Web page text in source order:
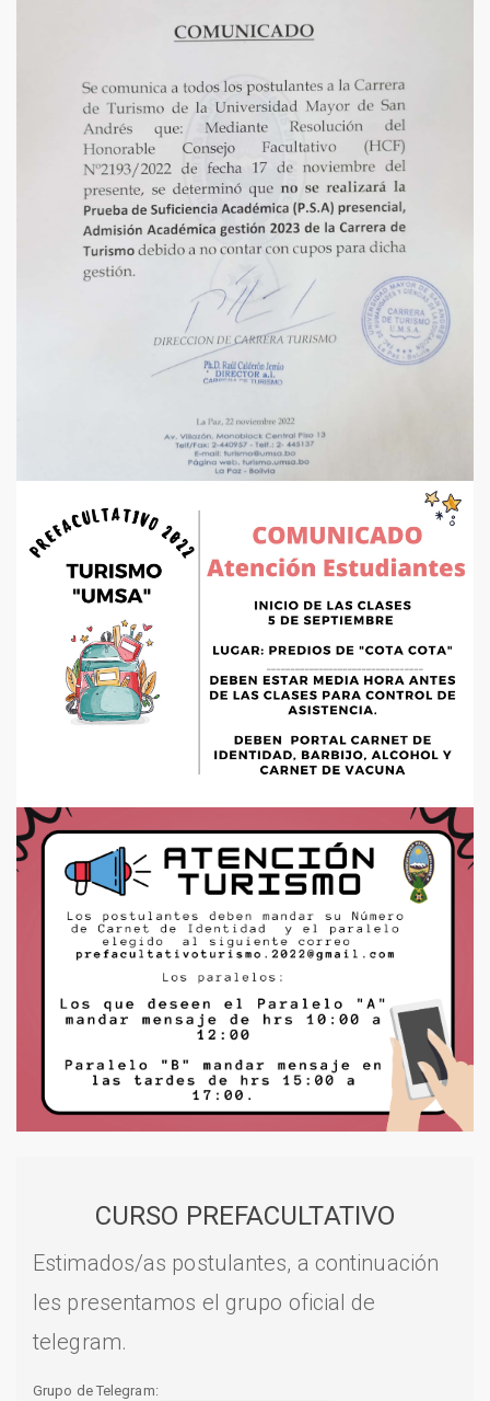
CURSO PREFACULTATIVO
Estimados/as postulantes, a continuación
les presentamos el grupo oficial de
telegram.
Grupo de Telegram: